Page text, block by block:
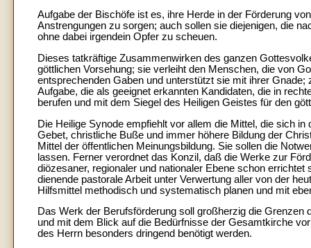
Aufgabe der Bischöfe ist es, ihre Herde in der Förderung
Anstrengungen zu sorgen; auch sollen sie diejenigen, die
ohne dabei irgendein Opfer zu scheuen.
Dieses tatkräftige Zusammenwirken des ganzen
göttlichen Vorsehung; sie verleiht den Menschen, die von
entsprechenden Gaben und unterstützt sie mit ihrer
Aufgabe, die als geeignet erkannten Kandidaten, die in
berufen und mit dem Siegel des Heiligen Geistes für den
Die Heilige Synode empfiehlt vor allem die Mittel, die sich
Gebet, christliche Buße und immer höhere Bildung der
Mittel der öffentlichen Meinungsbildung. Sie sollen die
lassen. Ferner verordnet das Konzil, daß die Werke zur
diözesaner, regionaler und nationaler Ebene schon
dienende pastorale Arbeit unter Verwertung aller von der
Hilfsmittel methodisch und systematisch planen und mit
Das Werk der Berufsförderung soll großherzig die
und mit dem Blick auf die Bedürfnisse der Gesamtkirche
des Herrn besonders dringend benötigt werden.